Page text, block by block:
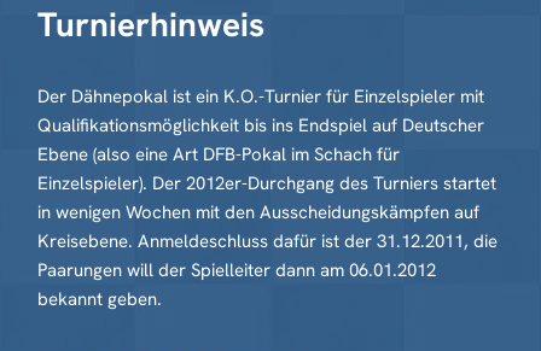
Turnierhinweis
Der Dähnepokal ist ein K.O.-Turnier für Einzelspieler mit
Qualifikationsmöglichkeit bis ins Endspiel auf Deutscher
Ebene (also eine Art DFB-Pokal im Schach für
Einzelspieler). Der 2012er-Durchgang des Turniers startet
in wenigen Wochen mit den Ausscheidungskämpfen auf
Kreisebene. Anmeldeschluss dafür ist der 31.12.2011, die
Paarungen will der Spielleiter dann am 06.01.2012
bekannt geben.